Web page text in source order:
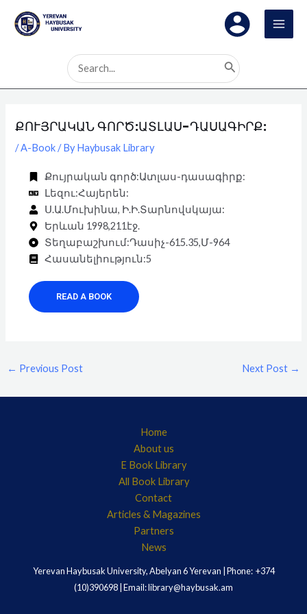
content
Search
for:
ՔՈՒՅՐԱԿԱՆ ԳՈՐԾ:ԱՏԼԱՍ-ԴԱՍԱԳԻՐՔ:
/A-Book/ ByHaybusak Library
Քույրական գործ:Ատլաս-դասագիրք:
Լեզու:Հայերեն:
Ս.Ա.Մուխինա, Ի.Ի.Տարնովսկայա:
Երևան 1998,211էջ.
Տեղաբաշխում:Դասիչ-615.35,Մ-964
Հասանելիություն:5
READ A BOOK
navigation
← Previous Post Next Post →
Home
About us
E Book Library
All Book Library
Contact
Articles & Magazines
Partners
News
Yerevan Haybusak University, Abelyan 6 Yerevan | Phone: +374
(10)390698 | Email: library@haybusak.am